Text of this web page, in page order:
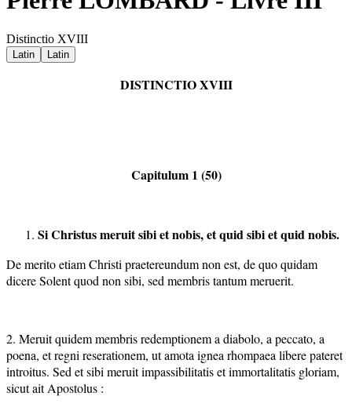
Distinctio XVIII
Latin Latin
DISTINCTIO XVIII
Capitulum 1 (50)
Si Christus meruit sibi et nobis, et quid sibi et quid nobis.
De merito etiam Christi praetereundum non est, de quo quidam
dicere Solent quod non sibi, sed membris tantum meruerit.
2. Meruit quidem membris redemptionem a diabolo, a peccato, a
poena, et regni reserationem, ut amota ignea rhompaea libere pateret
introitus. Sed et sibi meruit impassibilitatis et immortalitatis gloriam,
sicut ait Apostolus :